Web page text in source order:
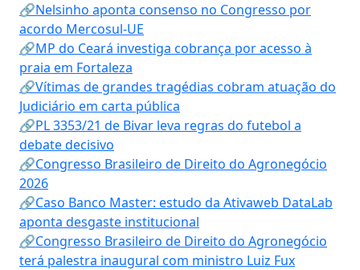
🔗Nelsinho aponta consenso no Congresso por
acordo Mercosul-UE
🔗MP do Ceará investiga cobrança por acesso à
praia em Fortaleza
🔗Vítimas de grandes tragédias cobram atuação do
Judiciário em carta pública
🔗PL 3353/21 de Bivar leva regras do futebol a
debate decisivo
🔗Congresso Brasileiro de Direito do Agronegócio
2026
🔗Caso Banco Master: estudo da Ativaweb DataLab
aponta desgaste institucional
🔗Congresso Brasileiro de Direito do Agronegócio
terá palestra inaugural com ministro Luiz Fux